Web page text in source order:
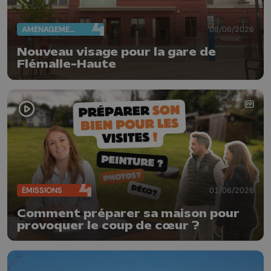
AMÉNAGEMENT DU TERRITOIRE 08/06/2026
Nouveau visage pour la gare de
Flémalle-Haute
ÉMISSIONS 01/06/2026
Comment préparer sa maison pour
provoquer le coup de cœur ?